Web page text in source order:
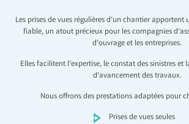
Les prises de vues régulières d’un chantier
fiable, un atout précieux pour les compagnies
d’ouvrage et les entreprises.
Elles facilitent l’expertise, le constat des sinistres et
d’avancement des travaux.
Nous offrons des prestations adaptées pour
Prises de vues seules